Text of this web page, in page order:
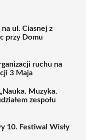
ul. Ciasnej z
przy Domu
ruchu na
3 Maja
Muzyka.
zespołu
10. Festiwal Wisły